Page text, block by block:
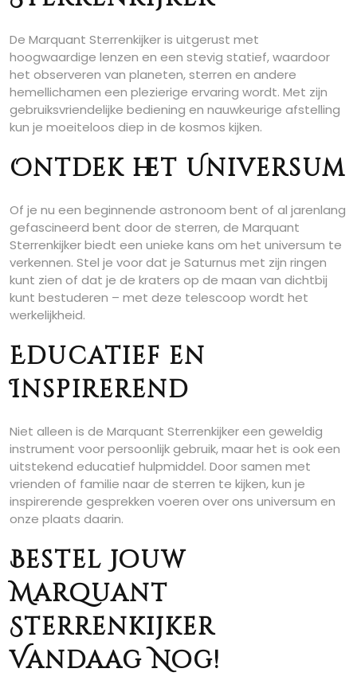
De Marquant Sterrenkijker is uitgerust met
hoogwaardige lenzen en een stevig statief, waardoor
het observeren van planeten, sterren en andere
hemellichamen een plezierige ervaring wordt. Met zijn
gebruiksvriendelijke bediening en nauwkeurige afstelling
kun je moeiteloos diep in de kosmos kijken.
Ontdek het Universum
Of je nu een beginnende astronoom bent of al jarenlang
gefascineerd bent door de sterren, de Marquant
Sterrenkijker biedt een unieke kans om het universum te
verkennen. Stel je voor dat je Saturnus met zijn ringen
kunt zien of dat je de kraters op de maan van dichtbij
kunt bestuderen – met deze telescoop wordt het
werkelijkheid.
Educatief en
Inspirerend
Niet alleen is de Marquant Sterrenkijker een geweldig
instrument voor persoonlijk gebruik, maar het is ook een
uitstekend educatief hulpmiddel. Door samen met
vrienden of familie naar de sterren te kijken, kun je
inspirerende gesprekken voeren over ons universum en
onze plaats daarin.
Bestel Jouw
Marquant
Sterrenkijker
Vandaag Nog!